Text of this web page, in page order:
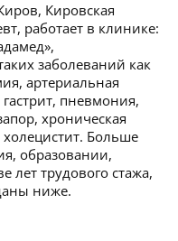
Кировская
работает в клинике:
заболеваний как
артериальная
пневмония,
хроническая
холецистит. Больше
образовании,
лет трудового стажа,
ниже.